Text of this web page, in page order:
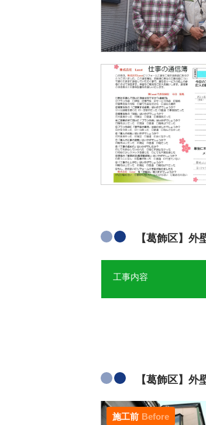
【葛飾区】
工事内容
【葛飾区】
施工前 Before